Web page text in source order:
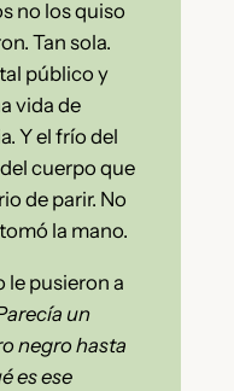
no los quiso
Tan sola.
público y
vida de
Y el frío del
cuerpo que
de parir. No
la mano.
le pusieron a
un
negro hasta
es ese